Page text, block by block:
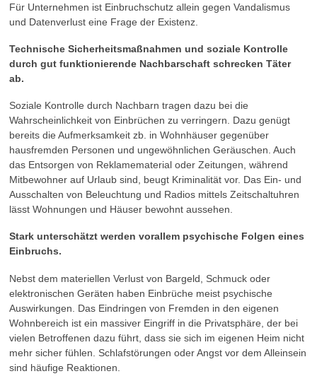
Für Unternehmen ist Einbruchschutz allein gegen Vandalismus
und Datenverlust eine Frage der Existenz.
Technische Sicherheitsmaßnahmen und soziale Kontrolle
durch gut funktionierende Nachbarschaft schrecken Täter
ab.
Soziale Kontrolle durch Nachbarn tragen dazu bei die
Wahrscheinlichkeit von Einbrüchen zu verringern. Dazu genügt
bereits die Aufmerksamkeit zb. in Wohnhäuser gegenüber
hausfremden Personen und ungewöhnlichen Geräuschen. Auch
das Entsorgen von Reklamematerial oder Zeitungen, während
Mitbewohner auf Urlaub sind, beugt Kriminalität vor. Das Ein- und
Ausschalten von Beleuchtung und Radios mittels Zeitschaltuhren
lässt Wohnungen und Häuser bewohnt aussehen.
Stark unterschätzt werden vorallem psychische Folgen eines
Einbruchs.
Nebst dem materiellen Verlust von Bargeld, Schmuck oder
elektronischen Geräten haben Einbrüche meist psychische
Auswirkungen. Das Eindringen von Fremden in den eigenen
Wohnbereich ist ein massiver Eingriff in die Privatsphäre, der bei
vielen Betroffenen dazu führt, dass sie sich im eigenen Heim nicht
mehr sicher fühlen. Schlafstörungen oder Angst vor dem Alleinsein
sind häufige Reaktionen.